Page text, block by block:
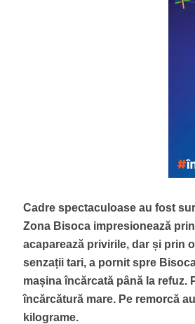
Cadre spectaculoase au fost
Zona Bisoca impresionează
acaparează privirile, dar și prin
senzații tari, a pornit spre
mașina încărcată până la refuz.
încărcătură mare. Pe remorcă
kilograme.